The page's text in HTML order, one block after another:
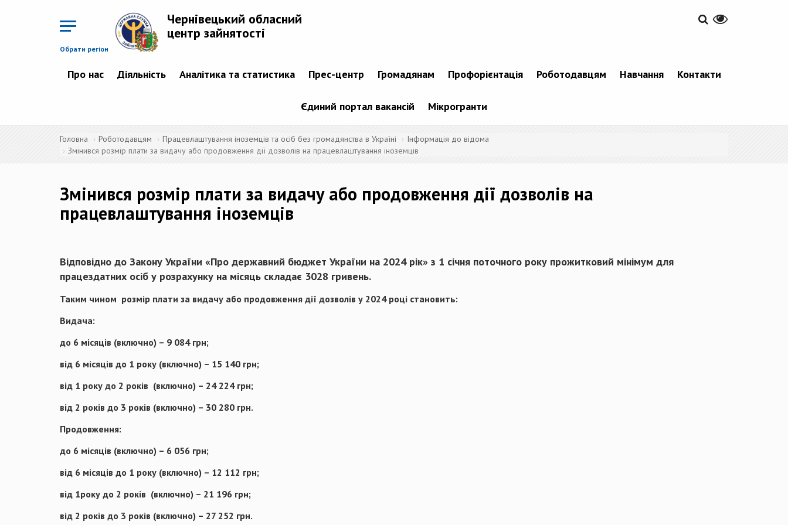
Обрати регіон
Чернівецький обласний
центр зайнятості
Про нас Діяльність Аналітика та статистика Прес-центр Громадянам Профорієнтація Роботодавцям Навчання Контакти
Єдиний портал вакансій Мікрогранти
Головна Роботодавцям Працевлаштування іноземців та осіб без громадянства в Україні
Інформація до відома
Змінився розмір плати за видачу або продовження дії дозволів на працевлаштування іноземців
Змінився розмір плати за видачу або продовження дії дозволів на
працевлаштування іноземців
Відповідно до Закону України «Про державний бюджет України на 2024 рік» з 1 січня поточного року прожитковий мінімум для
працездатних осіб у розрахунку на місяць складає 3028 гривень.
Таким чином розмір плати за видачу або продовження дії дозволів у 2024 році становить:
Видача:
до 6 місяців (включно) – 9 084грн;
від 6 місяців до 1 року (включно) – 15 140 грн;
від 1 року до 2 років (включно) – 24 224грн;
від 2 років до 3 років (включно) – 30 280 грн.
Продовження:
до 6 місяців (включно) – 6 056 грн;
від 6 місяців до 1 року (включно) – 12 112 грн;
від 1року до 2 років (включно) – 21 196 грн;
від 2 років до 3 років (включно) – 27 252 грн.